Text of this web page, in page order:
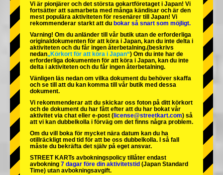
Tokyo Shibuya Annex Tokyo Bay
Tokyo Asakusa Osaka
Okinawa
Vi är pionjärer och det största gokartföretaget i Japan! Vi
fortsätter att samarbeta med många kändisar och är den
mest populära aktiviteten för resenärer till Japan! Vi
rekommenderar starkt att du bokar så snart som möjligt.
Varning! Om du anländer till vår butik utan de erforderliga
originaldokumenten för att köra i Japan, kan du inte delta i
aktiviteten och du får ingen återbetalning.(beskrivs
nedan„Körkort för att köra i Japan“) Om du inte har de
erforderliga dokumenten för att köra i Japan, kan du inte
delta i aktiviteten och du får ingen återbetalning.
Vänligen läs nedan om vilka dokument du behöver skaffa
och se till att du kan komma till vår butik med dessa
dokument.
Vi rekommenderar att du skickar oss foton på ditt körkort
och de dokument du har fått efter att du har bokat vår
aktivitet via chat eller e-post ( license@streetkart.com) så
att vi kan dubbelkolla i förväg om det finns några problem.
Om du vill boka för mycket nära datum kan du ha
otillräckligt med tid för att be oss dubbelkolla. I så fall
måste du bekräfta det själv på eget ansvar.
STREET KARTs avbokningspolicy tillåter endast
avbokning 7 dagar före din aktivitetstid (Japan Standard
Time) utan avbokningsavgift.